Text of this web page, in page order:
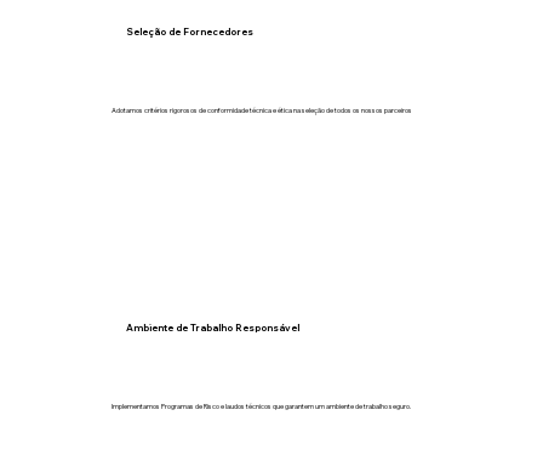
Seleção de Fornecedores
Adotamos critérios rigorosos de conformidade técnica e ética na seleção de todos os nossos parceiros
Ambiente de Trabalho Responsável
Implementamos Programas de Risco e laudos técnicos que garantem um ambiente de trabalho seguro.